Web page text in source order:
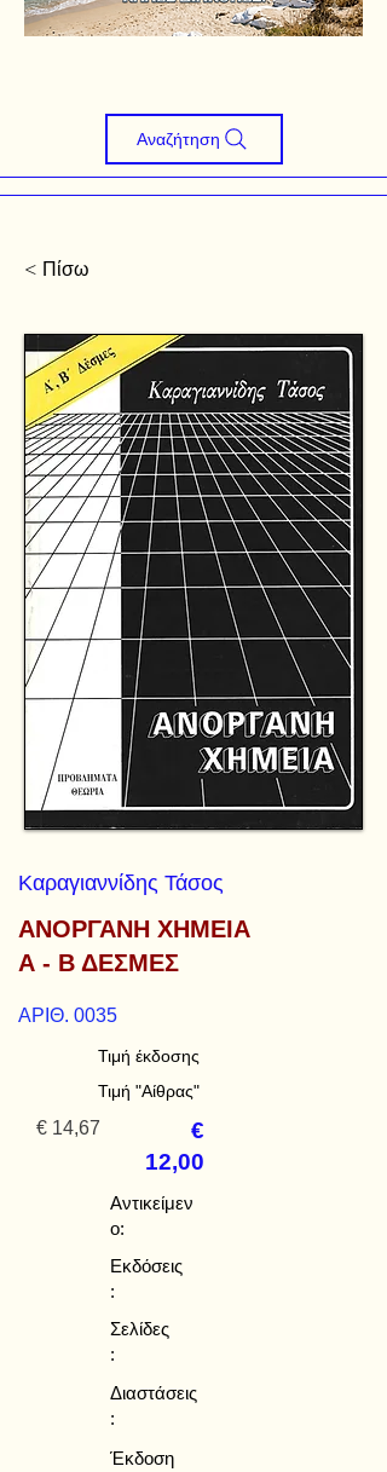
Αναζήτηση
< Πίσω
Καραγιαννίδης Τάσος
ΑΝΟΡΓΑΝΗ ΧΗΜΕΙΑ
Α - Β ΔΕΣΜΕΣ
ΑΡΙΘ. 0035
Τιμή έκδοσης
Τιμή "Αίθρας"
€ 14,67
€
12,00
Αντικείμεν
ο:
Εκδόσεις
:
Σελίδες
:
Διαστάσεις
:
Έκδοση